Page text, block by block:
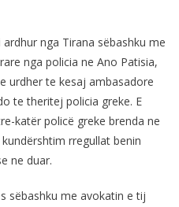
nga Tirana sëbashku me
nga policia ne Ano Patisia,
urdher te kesaj ambasadore
te theritej policia greke. E
katër policë greke brenda ne
rregullat benin
ne duar.
sëbashku me avokatin e tij